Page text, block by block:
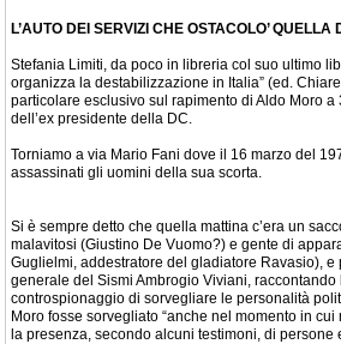
L’AUTO DEI SERVIZI CHE OSTACOLO’ QUELLA
Stefania Limiti, da poco in libreria col suo ultimo
organizza la destabilizzazione in Italia” (ed.
particolare esclusivo sul rapimento di Aldo Moro
dell’ex presidente della DC.
Torniamo a via Mario Fani dove il 16 marzo del
assassinati gli uomini della sua scorta.
Si è sempre detto che quella mattina c’era un
malavitosi (Giustino De Vuomo?) e gente di
Guglielmi, addestratore del gladiatore Ravasio), e
generale del Sismi Ambrogio Viviani, raccontando
controspionaggio di sorvegliare le personalità
Moro fosse sorvegliato “anche nel momento in
la presenza, secondo alcuni testimoni, di persone